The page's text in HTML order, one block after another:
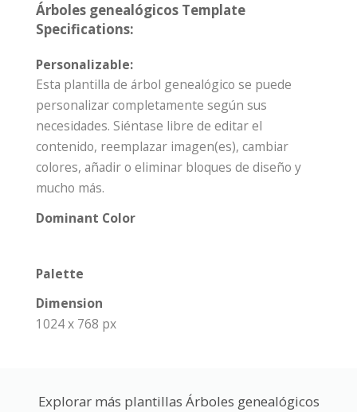
Árboles genealógicos Template
Specifications:
Personalizable:
Esta plantilla de árbol genealógico se puede
personalizar completamente según sus
necesidades. Siéntase libre de editar el
contenido, reemplazar imagen(es), cambiar
colores, añadir o eliminar bloques de diseño y
mucho más.
Dominant Color
Palette
Dimension
1024 x 768 px
Explorar más plantillas Árboles genealógicos